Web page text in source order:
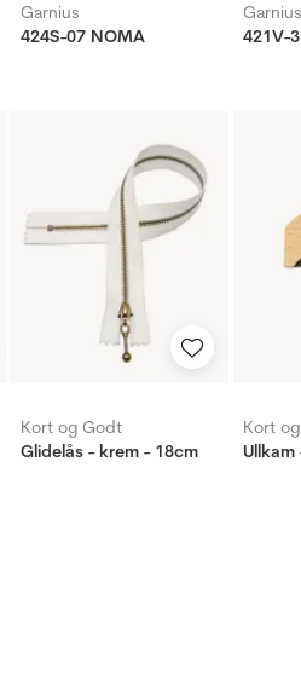
Garnius
424S-07 NOMA
Garnius
421V-
Kort og Godt
Glidelås - krem - 18cm
Kort
Ullkam